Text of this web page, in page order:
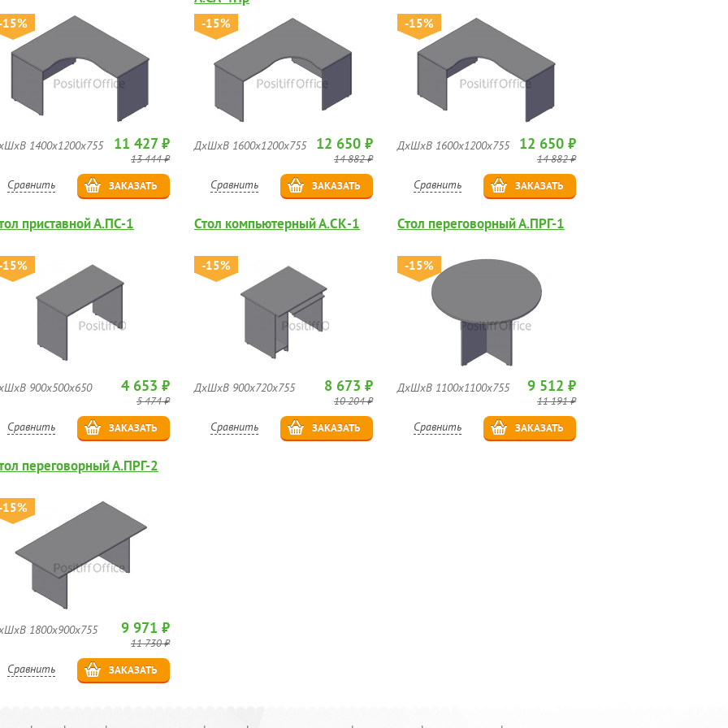
15%
1400х1200х755 11 427 ₽
13 444 ₽
Сравнить ЗАКАЗАТЬ
-15%
ДхШхВ 1600х1200х755 12 650 ₽
14 882 ₽
Сравнить ЗАКАЗАТЬ
-15%
ДхШхВ 1600х1200х755 12 650 ₽
14 882 ₽
Сравнить ЗАКАЗАТЬ
приставной А.ПС-1
15%
900х500х650 4 653 ₽
5 474 ₽
Сравнить ЗАКАЗАТЬ
Стол компьютерный А.СК-1
-15%
ДхШхВ 900х720х755 8 673 ₽
10 204 ₽
Сравнить ЗАКАЗАТЬ
Стол переговорный А.ПРГ-1
-15%
ДхШхВ 1100х1100х755 9 512 ₽
11 191 ₽
Сравнить ЗАКАЗАТЬ
переговорный А.ПРГ-2
15%
1800х900х755 9 971 ₽
11 730 ₽
Сравнить ЗАКАЗАТЬ